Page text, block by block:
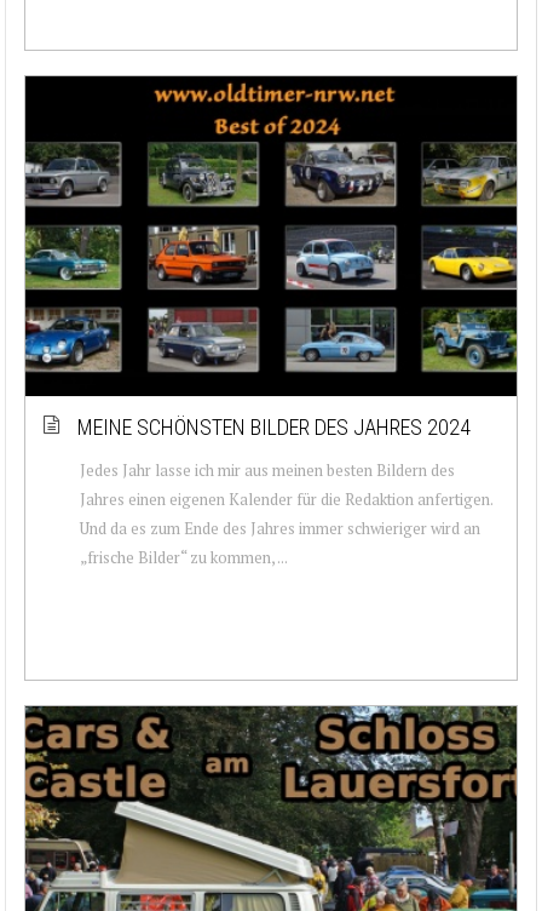
MEINE SCHÖNSTEN BILDER DES JAHRES 2024
Jedes Jahr lasse ich mir aus meinen besten Bildern des
Jahres einen eigenen Kalender für die Redaktion anfertigen.
Und da es zum Ende des Jahres immer schwieriger wird an
„frische Bilder“ zu kommen, ...